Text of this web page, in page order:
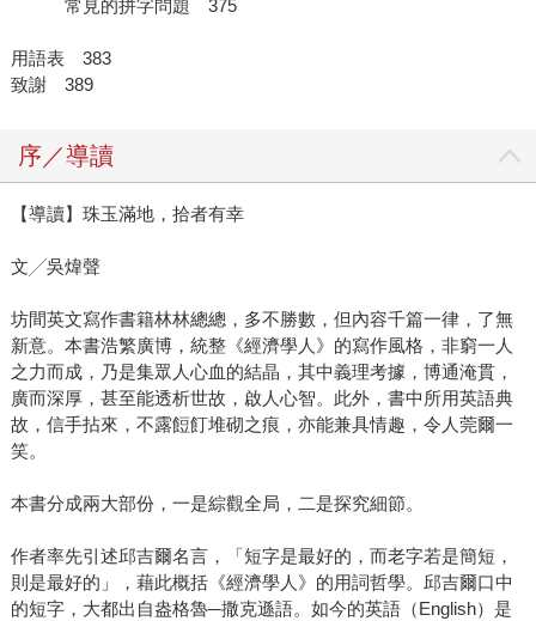
常見的拼字問題 375
用語表 383
致謝 389
序／導讀
【導讀】珠玉滿地，拾者有幸
文╱吳煒聲
坊間英文寫作書籍林林總總，多不勝數，但內容千篇一律，了無
新意。本書浩繁廣博，統整《經濟學人》的寫作風格，非窮一人
之力而成，乃是集眾人心血的結晶，其中義理考據，博通淹貫，
廣而深厚，甚至能透析世故，啟人心智。此外，書中所用英語典
故，信手拈來，不露餖飣堆砌之痕，亦能兼具情趣，令人莞爾一
笑。
本書分成兩大部份，一是綜觀全局，二是探究細節。
作者率先引述邱吉爾名言，「短字是最好的，而老字若是簡短，
則是最好的」，藉此概括《經濟學人》的用詞哲學。邱吉爾口中
的短字，大都出自盎格魯─撒克遜語。如今的英語（English）是